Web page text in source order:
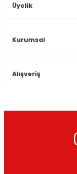
Ürün bilgilerinde
Üyelik
Kurumsal
Alışveriş